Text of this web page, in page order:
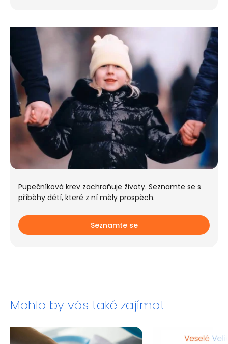
Pupečníková krev zachraňuje životy. Seznamte se s
příběhy dětí, které z ní měly prospěch.
Seznamte se
Mohlo by vás také zajímat